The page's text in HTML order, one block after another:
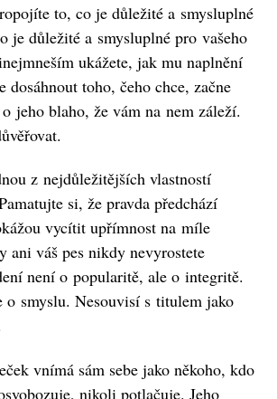
to, co je důležité a smysluplné
je důležité a smysluplné pro vašeho
ukážete, jak mu naplnění
dosáhnout toho, čeho chce, začne
jeho blaho, že vám na nem záleží.
z nejdůležitějších vlastností
si, že pravda předchází
vycítit upřímnost na míle
ani váš pes nikdy nevyrostete
není o popularitě, ale o integritě.
o smyslu. Nesouvisí s titulem jako
vnímá sám sebe jako někoho, kdo
nikoli potlačuje. Jeho